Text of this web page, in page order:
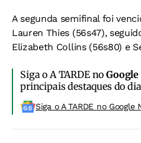
A segunda semifinal foi
Lauren Thies (56s47),
Elizabeth Collins (56s80) e
Siga o A TARDE no
principais destaques do
Siga o A TARDE no Google